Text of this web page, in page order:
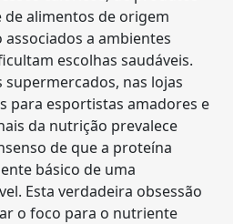
alimentos de origem
a ambientes
escolhas saudáveis.
supermercados, nas lojas
para esportistas amadores e
da nutrição prevalece
de que a proteína
básico de uma
Esta verdadeira obsessão
o foco para o nutriente